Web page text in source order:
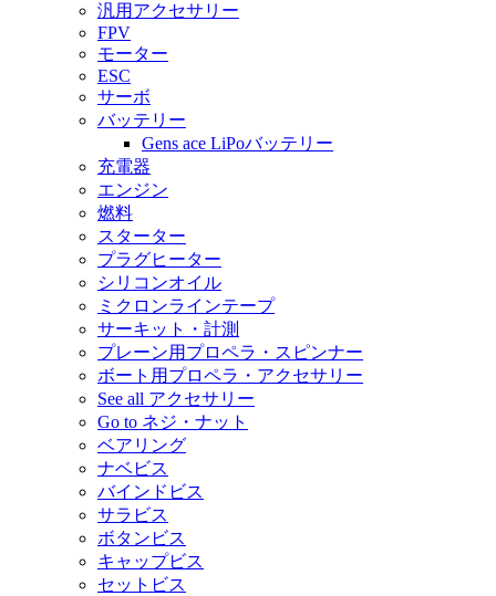
汎用アクセサリー
FPV
モーター
ESC
サーボ
バッテリー
Gens ace LiPoバッテリー
充電器
エンジン
燃料
スターター
プラグヒーター
シリコンオイル
ミクロンラインテープ
サーキット・計測
プレーン用プロペラ・スピンナー
ボート用プロペラ・アクセサリー
See all アクセサリー
Go to ネジ・ナット
ベアリング
ナベビス
バインドビス
サラビス
ボタンビス
キャップビス
セットビス